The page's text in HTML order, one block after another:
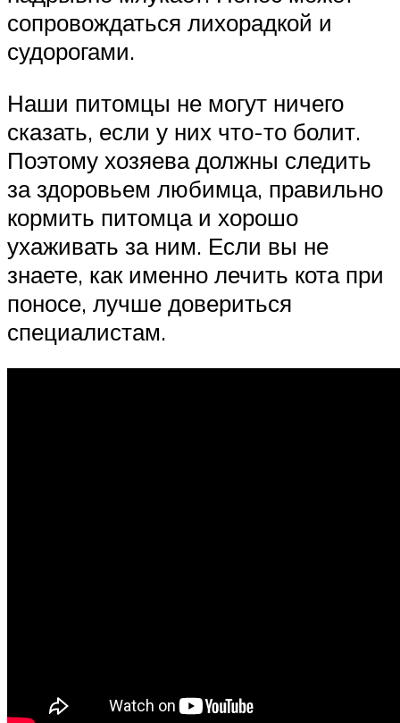
сопровождаться лихорадкой и
судорогами.
Наши питомцы не могут ничего
сказать, если у них что-то болит.
Поэтому хозяева должны следить
за здоровьем любимца, правильно
кормить питомца и хорошо
ухаживать за ним. Если вы не
знаете, как именно лечить кота при
поносе, лучше довериться
специалистам.